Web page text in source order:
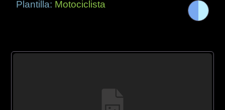
Plantilla: Motociclista